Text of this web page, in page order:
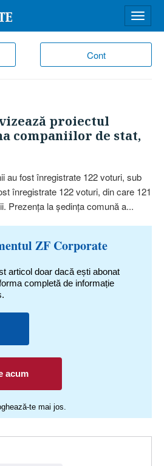
Cont
meniu
proiectul
companiilor de stat,
au fost înregistrate 122 voturi, sub
înregistrate 122 voturi, din care 121
Prezenţa la şedinţa comună a...
ZF Corporate
articol doar dacă ești abonat
completă de informație
acum
te mai jos.